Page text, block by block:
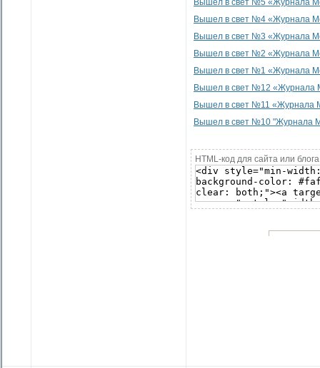
Вышел в свет №5 «Журнала
Вышел в свет №4 «Журнала
Вышел в свет №3 «Журнала
Вышел в свет №2 «Журнала
Вышел в свет №1 «Журнала
Вышел в свет №12 «Журнала
Вышел в свет №11 «Журнала
Вышел в свет №10 "Журнала
HTML-код для сайта или